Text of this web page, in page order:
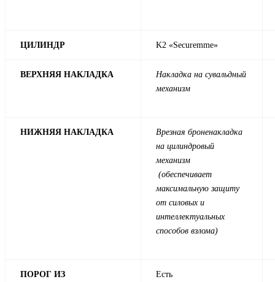
ЦИЛИНДР K2 «Securemme»
ВЕРХНЯЯ НАКЛАДКА
Накладка на сувальдный
механизм
НИЖНЯЯ НАКЛАДКА
Врезная броненакладка
на цилиндровый
механизм
(обеспечивает
максимальную защиту
от силовых и
интеллектуальных
способов взлома)
ПОРОГ ИЗ
Есть